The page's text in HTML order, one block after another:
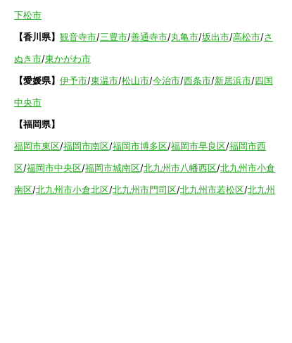
下松市
【香川県】 観音寺市/三豊市/善通寺市/丸亀市/坂出市/高松市/さ
ぬき市/東かがわ市
【愛媛県】 伊予市/東温市/松山市/今治市/西条市/新居浜市/四国
中央市
【福岡県】
福岡市東区/福岡市南区/福岡市博多区/福岡市早良区/福岡市西
区/福岡市中央区/福岡市城南区/北九州市八幡西区/北九州市小倉
南区/北九州市小倉北区/北九州市門司区/北九州市若松区/北九州